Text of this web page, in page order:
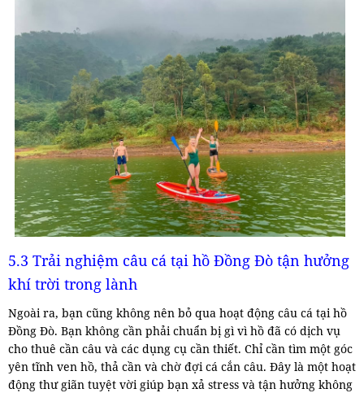
5.3 Trải nghiệm câu cá tại hồ Đồng Đò tận hưởng
khí trời trong lành
Ngoài ra, bạn cũng không nên bỏ qua hoạt động câu cá tại hồ
Đồng Đò. Bạn không cần phải chuẩn bị gì vì hồ đã có dịch vụ
cho thuê cần câu và các dụng cụ cần thiết. Chỉ cần tìm một góc
yên tĩnh ven hồ, thả cần và chờ đợi cá cắn câu. Đây là một hoạt
động thư giãn tuyệt vời giúp bạn xả stress và tận hưởng không